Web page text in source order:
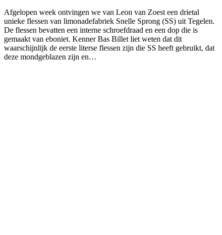
Afgelopen week ontvingen we van Leon van Zoest een drietal
unieke flessen van limonadefabriek Snelle Sprong (SS) uit Tegelen.
De flessen bevatten een interne schroefdraad en een dop die is
gemaakt van eboniet. Kenner Bas Billet liet weten dat dit
waarschijnlijk de eerste literse flessen zijn die SS heeft gebruikt, dat
deze mondgeblazen zijn en…